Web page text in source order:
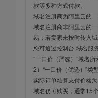
款等多种方式付款。
域名注册商为阿里云的
域名注册商非阿里云的
易；若卖家未按时转入域
您可通过控制台-域名服
“一口价（严选）”域名
2）“一口价（优选）”类
实际订单结算支付价格
域名仍可购买，通常15